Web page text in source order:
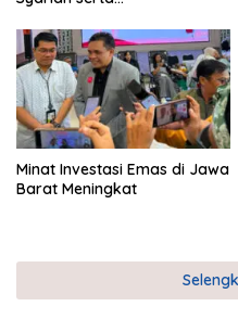
Minat Investasi Emas di Jawa
Barat Meningkat